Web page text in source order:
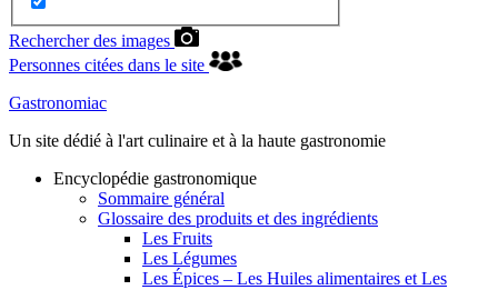
Rechercher des images
Personnes citées dans le site
Gastronomiac
Un site dédié à l'art culinaire et à la haute gastronomie
Encyclopédie gastronomique
Sommaire général
Glossaire des produits et des ingrédients
Les Fruits
Les Légumes
Les Épices – Les Huiles alimentaires et Les